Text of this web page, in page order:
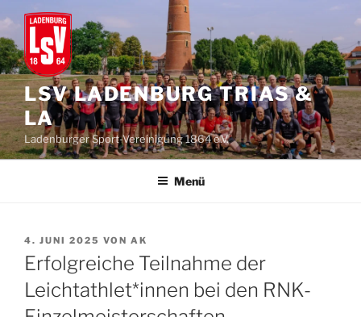
Inhalt
springen
LSV LADENBURG TRIAS &
LA
Ladenburger Sport-Vereinigung 1864 e.V.
Menü
VERÖFFENTLICHT
AM
4. JUNI 2025 VON AK
Erfolgreiche Teilnahme der
Leichtathlet*innen bei den RNK-